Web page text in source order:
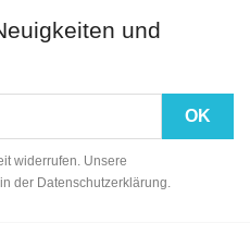
und
widerrufen. Unsere
der Datenschutzerklärung.